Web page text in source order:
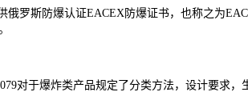
罗斯防爆认证EACEX防爆证书，也称之为
对于爆炸类产品规定了分类方法，设计要求